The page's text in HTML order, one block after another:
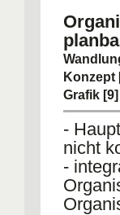
Werte
Konzept
Grafik [9]
-
nicht
-